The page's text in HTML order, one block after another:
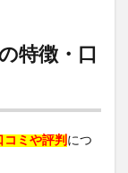
特徴・口
ミや評判 につ